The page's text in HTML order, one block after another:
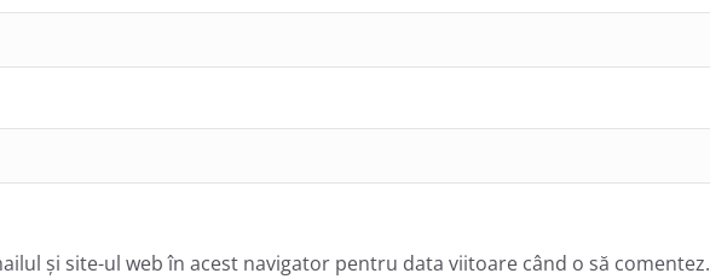
și site-ul web în acest navigator pentru data viitoare când o să comentez.